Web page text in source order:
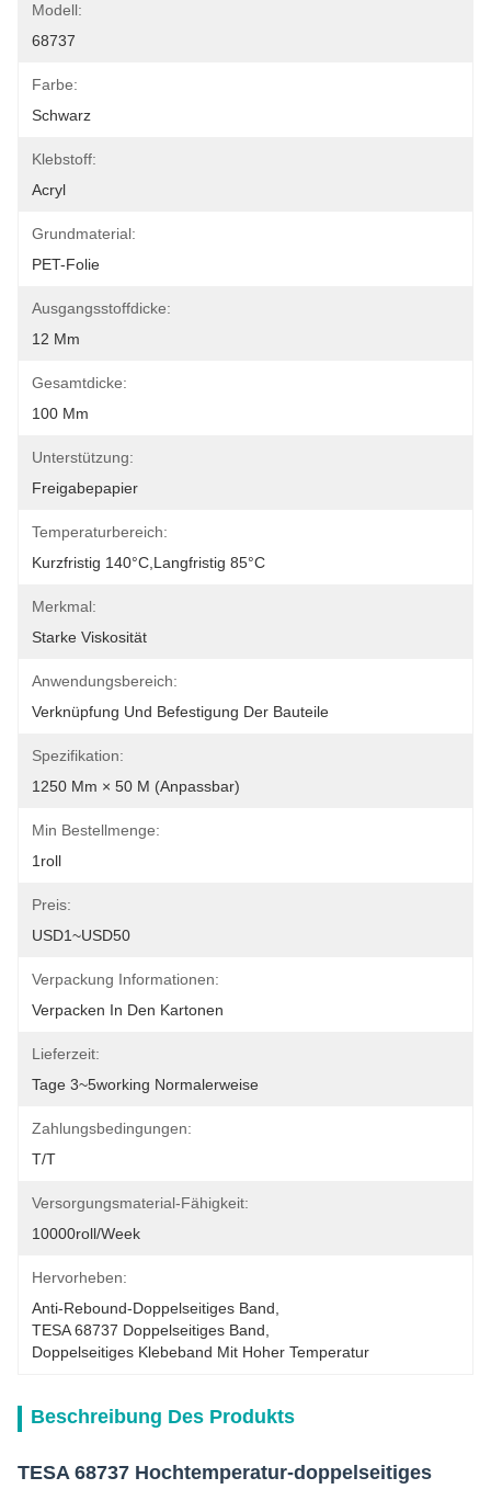
Modell:
68737
Farbe:
Schwarz
Klebstoff:
Acryl
Grundmaterial:
PET-Folie
Ausgangsstoffdicke:
12 Μm
Gesamtdicke:
100 Μm
Unterstützung:
Freigabepapier
Temperaturbereich:
Kurzfristig 140°C,Langfristig 85°C
Merkmal:
Starke Viskosität
Anwendungsbereich:
Verknüpfung Und Befestigung Der Bauteile
Spezifikation:
1250 Mm × 50 M (anpassbar)
Min Bestellmenge:
1roll
Preis:
USD1~USD50
Verpackung Informationen:
Verpacken In Den Kartonen
Lieferzeit:
Tage 3~5working Normalerweise
Zahlungsbedingungen:
T/T
Versorgungsmaterial-Fähigkeit:
10000roll/week
Hervorheben:
Anti-Rebound-Doppelseitiges Band
TESA 68737 Doppelseitiges Band
Doppelseitiges Klebeband Mit Hoher Temperatur
Beschreibung Des Produkts
TESA 68737 Hochtemperatur-doppelseitiges